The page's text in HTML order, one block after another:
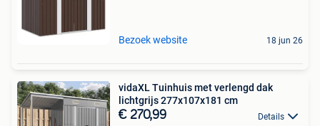
Bezoek website 18 jun 26
vidaXL Tuinhuis met verlengd dak
lichtgrijs 277x107x181 cm
€ 270,99 Details